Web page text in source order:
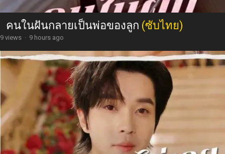
คนในฝันกลายเป็นพ่อของลูก (ซับไทย)
9 views · 9 hours ago